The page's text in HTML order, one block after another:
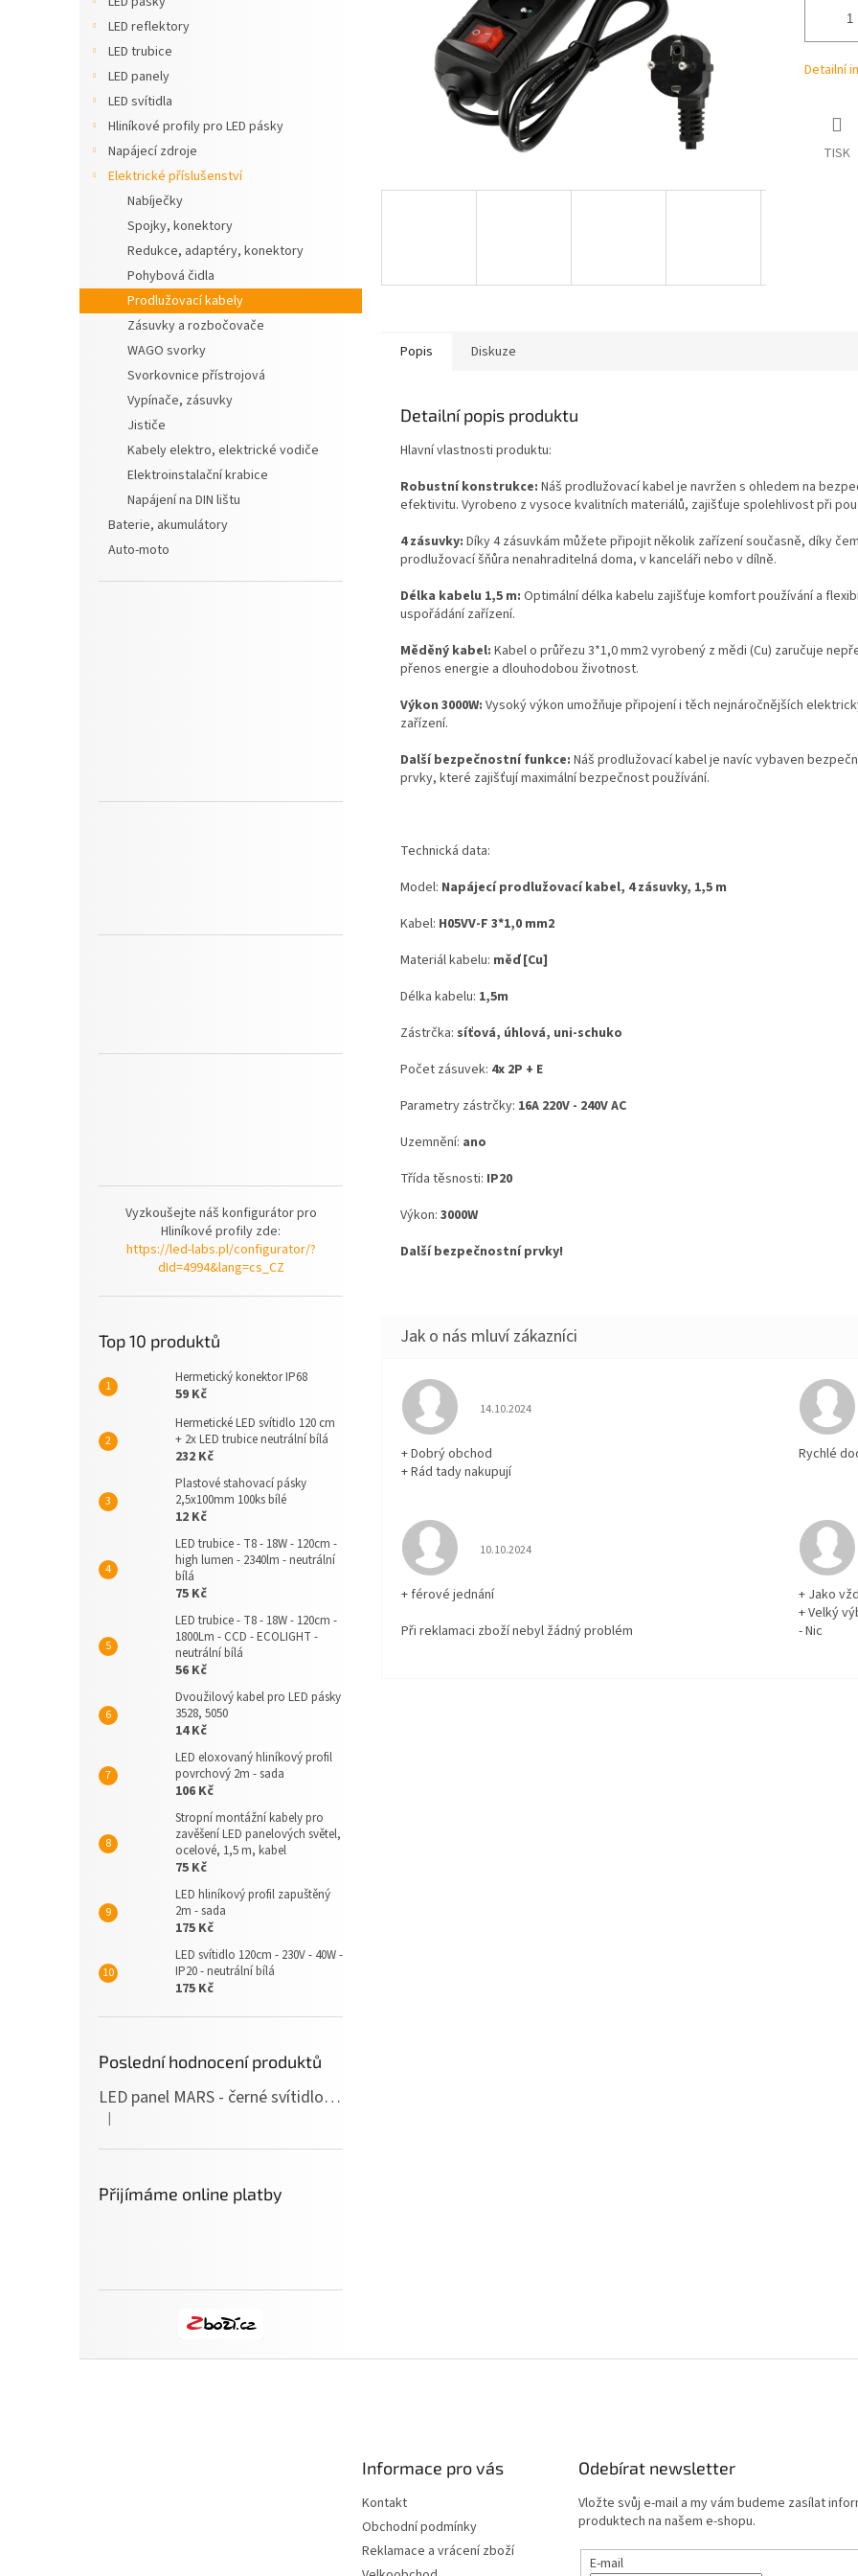
LED reflektory
LED trubice
LED panely
LED svítidla
Hliníkové profily pro LED pásky
Napájecí zdroje
Elektrické příslušenství
Nabíječky
Spojky, konektory
Redukce, adaptéry, konektory
Pohybová čidla
Prodlužovací kabely
Zásuvky a rozbočovače
WAGO svorky
Svorkovnice přístrojová
Vypínače, zásuvky
Jističe
Kabely elektro, elektrické vodiče
Elektroinstalační krabice
Napájení na DIN lištu
Baterie, akumulátory
Auto-moto
Vyzkoušejte náš konfigurátor pro
Hliníkové profily zde:
https://led-labs.pl/configurator/?
dId=4994&lang=cs_CZ
Top 10 produktů
Hermetický konektor IP68
59 Kč
Hermetické LED svítidlo 120 cm
+ 2x LED trubice neutrální bílá
232 Kč
Plastové stahovací pásky
2,5x100mm 100ks bílé
12 Kč
LED trubice - T8 - 18W - 120cm -
high lumen - 2340lm - neutrální
bílá
75 Kč
LED trubice - T8 - 18W - 120cm -
1800Lm - CCD - ECOLIGHT -
neutrální bílá
56 Kč
Dvoužilový kabel pro LED pásky
3528, 5050
14 Kč
LED eloxovaný hliníkový profil
povrchový 2m - sada
106 Kč
Stropní montážní kabely pro
zavěšení LED panelových světel,
ocelové, 1,5 m, kabel
75 Kč
LED hliníkový profil zapuštěný
2m - sada
175 Kč
LED svítidlo 120cm - 230V - 40W -
IP20 - neutrální bílá
175 Kč
Poslední hodnocení produktů
LED panel MARS - černé svítidlo SLIM - 120cm - 36W - 230V - 3600Lm - neutrální bílá
Hodnocení produktu je 5 z 5 hvězdiček.
|
Přijímáme online platby
Detailní
TISK
Popis Diskuze
Detailní popis produktu
Hlavní vlastnosti produktu:
Robustní konstrukce: Náš prodlužovací kabel je navržen s ohledem na
efektivitu. Vyrobeno z vysoce kvalitních materiálů, zajišťuje spolehlivost při
4 zásuvky: Díky 4 zásuvkám můžete připojit několik zařízení současně, díky
prodlužovací šňůra nenahraditelná doma, v kanceláři nebo v dílně.
Délka kabelu 1,5 m: Optimální délka kabelu zajišťuje komfort používání a
uspořádání zařízení.
Měděný kabel: Kabel o průřezu 3*1,0 mm2 vyrobený z mědi (Cu) zaručuje
přenos energie a dlouhodobou životnost.
Výkon 3000W: Vysoký výkon umožňuje připojení i těch nejnáročnějších
zařízení.
Další bezpečnostní funkce: Náš prodlužovací kabel je navíc vybaven
prvky, které zajišťují maximální bezpečnost používání.
Technická data:
Model: Napájecí prodlužovací kabel, 4 zásuvky, 1,5 m
Kabel: H05VV-F 3*1,0 mm2
Materiál kabelu: měď [Cu]
Délka kabelu: 1,5m
Zástrčka: síťová, úhlová, uni-schuko
Počet zásuvek: 4x 2P + E
Parametry zástrčky: 16A 220V - 240V AC
Uzemnění: ano
Třída těsnosti: IP20
Výkon: 3000W
Další bezpečnostní prvky!
Hodnocení obchodu je 5 z 5 hvězdiček.
14.10.2024
+ Dobrý obchod
+ Rád tady nakupují
Rychlé
Hodnocení obchodu je 5 z 5 hvězdiček.
10.10.2024
+ férové jednání
Při reklamaci zboží nebyl žádný problém
+ Jako
+ Velký
- Nic
Informace pro vás
Kontakt
Obchodní podmínky
Reklamace a vrácení zboží
Odebírat newsletter
Vložte svůj e-mail a my vám budeme zasílat
produktech na našem e-shopu.
E-mail